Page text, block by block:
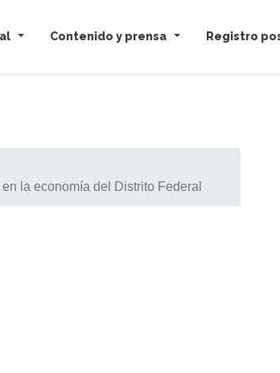
Contenido y prensa Registro
la economía del Distrito Federal